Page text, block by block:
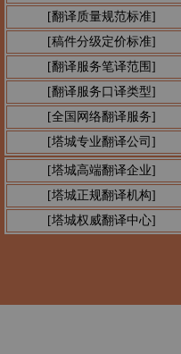
[翻译质量规范标准]
[稿件分级定价标准]
[翻译服务笔译范围]
[翻译服务口译类型]
[全国网络翻译服务]
[塔城专业翻译公司]
[塔城高端翻译企业]
[塔城正规翻译机构]
[塔城权威翻译中心]